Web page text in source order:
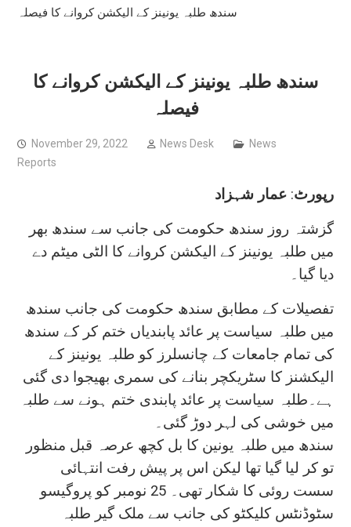
سندھ طلبہ یونینز کے الیکشن کروانے کا فیصلہ
سندھ طلبہ یونینز کے الیکشن کروانے کا
فیصلہ
November 29, 2022 News Desk
News
Reports
رپورٹ: عمار شہزاد
گزشتہ روز سندھ حکومت کی جانب سے سندھ بھر
میں طلبہ یونینز کے الیکشن کروانے کا الٹی میٹم دے
دیا گیا۔
تفصیلات کے مطابق سندھ حکومت کی جانب سندھ
میں طلبہ سیاست پر عائد پابندیاں ختم کر کے سندھ
کی تمام جامعات کے چانسلرز کو طلبہ یونینز کے
الیکشنز کا سٹریکچر بنانے کی سمری بھیجوا دی گئی
ہے۔طلبہ سیاست پر عائد پابندی ختم ہونے سے طلبہ
میں خوشی کی لہر دوڑ گئی۔
سندھ میں طلبہ یونین کا بل کچھ عرصہ قبل منظور
تو کر لیا گیا تھا لیکن اس پر پیش رفت انتہائی
سست روئی کا شکار تھی۔ 25 نومبر کو پروگیسو
سٹوڈنٹس کلیکٹو کی جانب سے ملک گیر طلبہ